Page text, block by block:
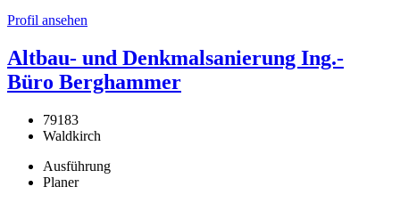
Profil ansehen
Altbau- und Denkmalsanierung Ing.-
Büro Berghammer
79183
Waldkirch
Ausführung
Planer